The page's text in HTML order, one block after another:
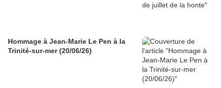
Hommage à Jean-Marie Le Pen à la
Trinité-sur-mer (20/06/26)